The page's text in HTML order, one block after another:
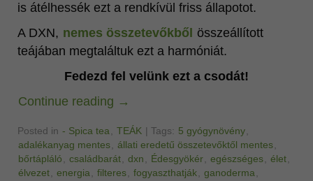
is átélhessék ezt a rendkívül friss állapotot.
A DXN, nemes összetevőkből
összeállított
teájában megtaláltuk ezt a harmóniát.
Fedezd fel velünk ezt a csodát!
Continue reading →
Posted in - Spica tea, TEÁK Tags: 5 gyógynövény,
adalékanyag mentes, állati eredetű összetevőktől mentes,
bőrtápláló , családbarát, dxn , Édesgyökér, egészséges, élet,
élvezet, energia, filteres, fogyaszthatják, ganoderma,